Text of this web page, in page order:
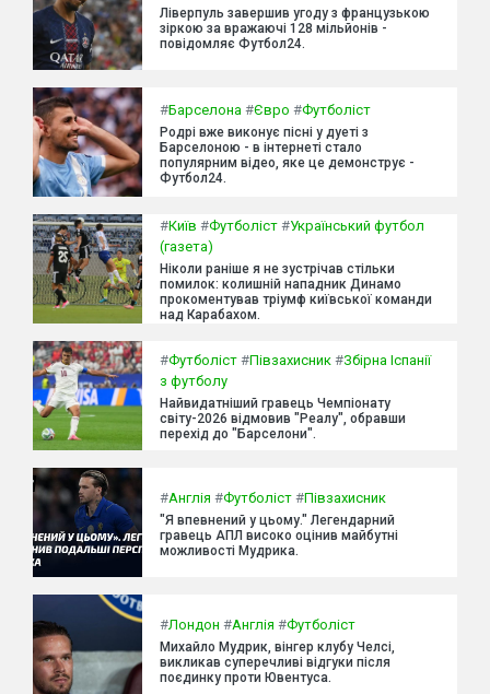
Ліверпуль завершив угоду з французькою
зіркою за вражаючі 128 мільйонів -
повідомляє Футбол24.
#Барселона #Євро #Футболіст
Родрі вже виконує пісні у дуеті з
Барселоною - в інтернеті стало
популярним відео, яке це демонструє -
Футбол24.
#Київ #Футболіст #Український футбол
(газета)
Ніколи раніше я не зустрічав стільки
помилок: колишній нападник Динамо
прокоментував тріумф київської команди
над Карабахом.
#Футболіст #Півзахисник #Збірна Іспанії
з футболу
Найвидатніший гравець Чемпіонату
світу-2026 відмовив "Реалу", обравши
перехід до "Барселони".
#Англія #Футболіст #Півзахисник
"Я впевнений у цьому." Легендарний
гравець АПЛ високо оцінив майбутні
можливості Мудрика.
#Лондон #Англія #Футболіст
Михайло Мудрик, вінгер клубу Челсі,
викликав суперечливі відгуки після
поєдинку проти Ювентуса.